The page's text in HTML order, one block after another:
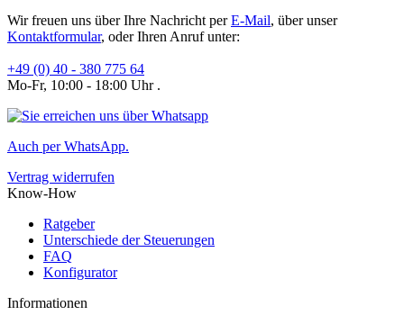
Wir freuen uns über Ihre Nachricht perE-Mail, über unser
Kontaktformular, oder Ihren Anruf unter:
+49 (0) 40 - 380 775 64
Mo-Fr, 10:00 - 18:00 Uhr .
Auch per WhatsApp.
Vertrag widerrufen
Know-How
Ratgeber
Unterschiede der Steuerungen
FAQ
Konfigurator
Informationen